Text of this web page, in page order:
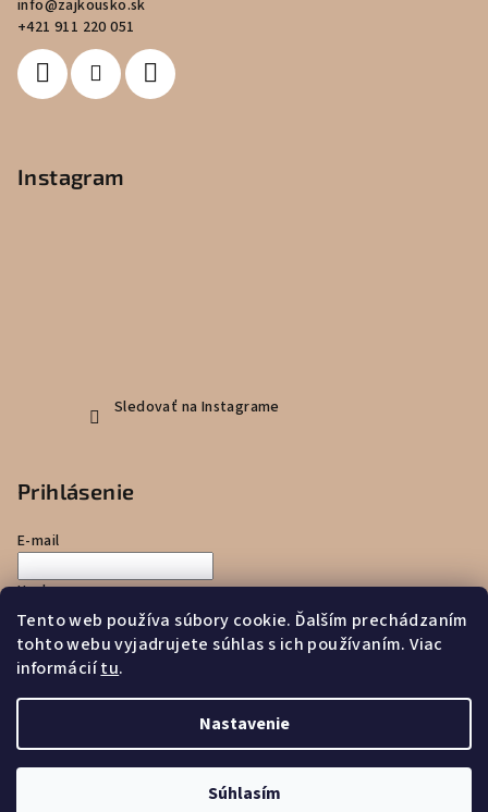
Tento web používa súbory cookie. Ďalším prechádzaním
tohto webu vyjadrujete súhlas s ich používaním. Viac
informáciítu.
Nastavenie
Súhlasím
info@zajkousko.sk
+421 911 220 051
Instagram
Sledovať na Instagrame
Prihlásenie
E-mail
Heslo
Prihlásiť sa
Nová registráciaZabudnuté heslo